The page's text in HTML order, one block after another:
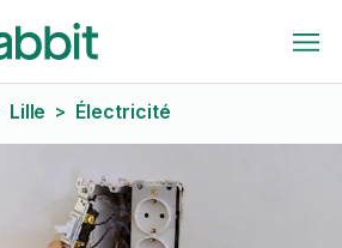
Lille > Électricité